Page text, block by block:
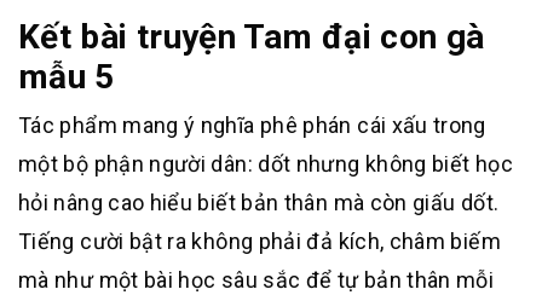
Kết bài truyện Tam đại con gà
mẫu 5
Tác phẩm mang ý nghĩa phê phán cái xấu trong
một bộ phận người dân: dốt nhưng không biết học
hỏi nâng cao hiểu biết bản thân mà còn giấu dốt.
Tiếng cười bật ra không phải đả kích, châm biếm
mà như một bài học sâu sắc để tự bản thân mỗi